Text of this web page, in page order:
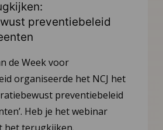
preventiebeleid
de Week voor
organiseerde het NCJ het
preventiebeleid
Heb je het webinar